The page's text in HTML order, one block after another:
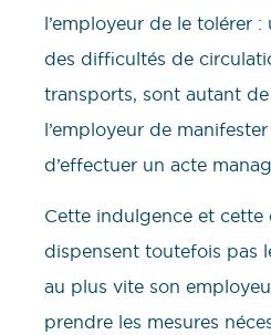
l’employeur de le tolérer
des difficultés de
transports, sont autant
l’employeur de
d’effectuer un acte
Cette indulgence et cette
dispensent toutefois pas
au plus vite son
prendre les mesures